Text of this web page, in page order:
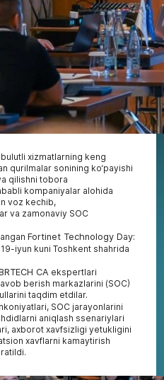
xizmatlarning keng
qurilmalar sonining ko‘payishi
qilishni tobora
kompaniyalar alohida
voz kechib,
va zamonaviy SOC
Fortinet Technology Day:
iyun kuni Toshkent shahrida
CA ekspertlari
berish markazlarini (SOC)
taqdim etdilar.
SOC jarayonlarini
aniqlash ssenariylari
axborot xavfsizligi yetukligini
xavflarni kamaytirish